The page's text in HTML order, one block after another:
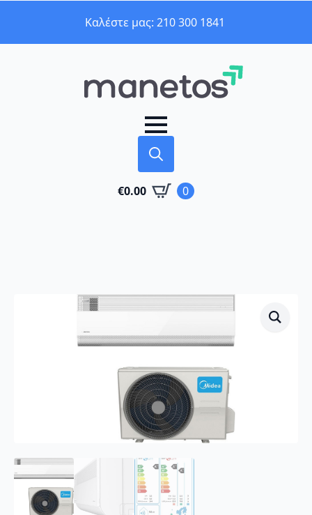
Καλέστε μας: 210 300 1841
for:
€0.00 0